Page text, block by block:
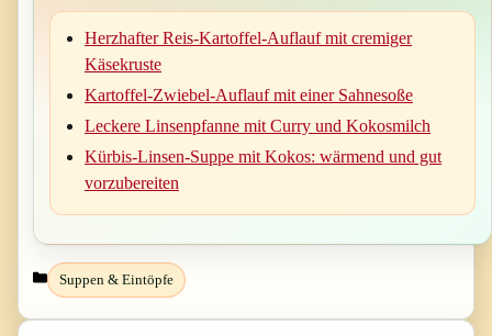
Herzhafter Reis-Kartoffel-Auflauf mit cremiger
Käsekruste
Kartoffel-Zwiebel-Auflauf mit einer Sahnesoße
Leckere Linsenpfanne mit Curry und Kokosmilch
Kürbis-Linsen-Suppe mit Kokos: wärmend und gut
vorzubereiten
Kategorien
Suppen & Eintöpfe